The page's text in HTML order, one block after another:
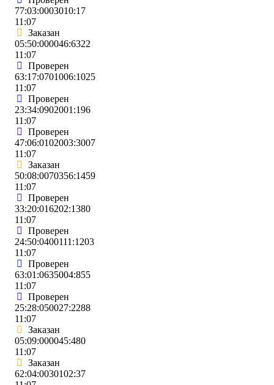
77:03:0003010:17
11:07
Заказан
05:50:000046:6322
11:07
Проверен
63:17:0701006:1025
11:07
Проверен
23:34:0902001:196
11:07
Проверен
47:06:0102003:3007
11:07
Заказан
50:08:0070356:1459
11:07
Проверен
33:20:016202:1380
11:07
Проверен
24:50:0400111:1203
11:07
Проверен
63:01:0635004:855
11:07
Проверен
25:28:050027:2288
11:07
Заказан
05:09:000045:480
11:07
Заказан
62:04:0030102:37